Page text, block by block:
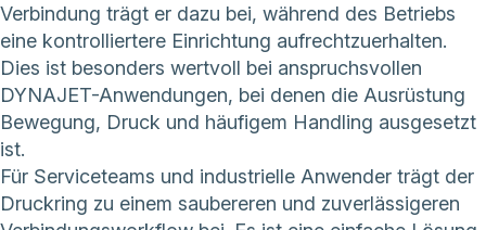
Verbindung trägt er dazu bei, während des Betriebs
eine kontrolliertere Einrichtung aufrechtzuerhalten.
Dies ist besonders wertvoll bei anspruchsvollen
DYNAJET-Anwendungen, bei denen die Ausrüstung
Bewegung, Druck und häufigem Handling ausgesetzt
ist.
Für Serviceteams und industrielle Anwender trägt der
Druckring zu einem saubereren und zuverlässigeren